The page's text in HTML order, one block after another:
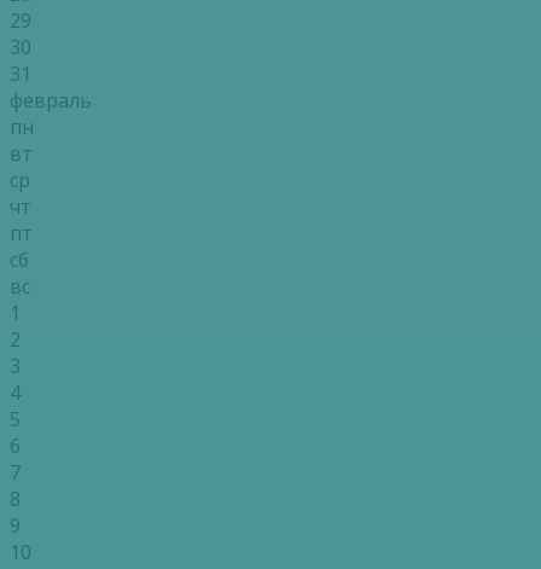
29
30
31
февраль
пн
вт
ср
чт
пт
сб
вс
1
2
3
4
5
6
7
8
9
10